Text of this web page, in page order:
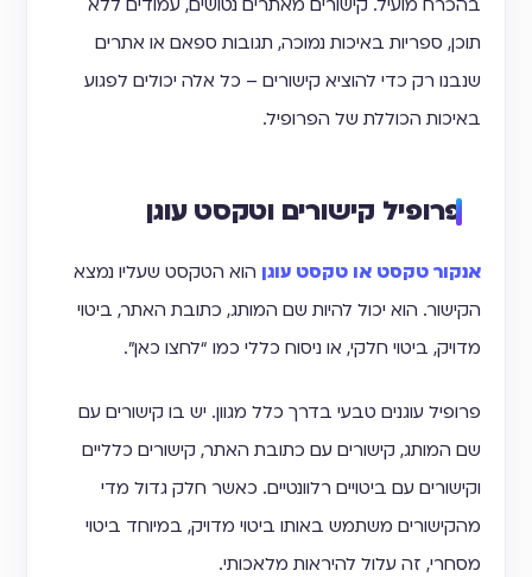
בהכרח מועיל. קישורים מאתרים נטושים, עמודים ללא
תוכן, ספריות באיכות נמוכה, תגובות ספאם או אתרים
שנבנו רק כדי להוציא קישורים – כל אלה יכולים לפגוע
באיכות הכוללת של הפרופיל.
פרופיל קישורים וטקסט עוגן
אנקור טקסט או טקסט עוגן הוא הטקסט שעליו נמצא
הקישור. הוא יכול להיות שם המותג, כתובת האתר, ביטוי
מדויק, ביטוי חלקי, או ניסוח כללי כמו “לחצו כאן”.
פרופיל עוגנים טבעי בדרך כלל מגוון. יש בו קישורים עם
שם המותג, קישורים עם כתובת האתר, קישורים כלליים
וקישורים עם ביטויים רלוונטיים. כאשר חלק גדול מדי
מהקישורים משתמש באותו ביטוי מדויק, במיוחד ביטוי
מסחרי, זה עלול להיראות מלאכותי.